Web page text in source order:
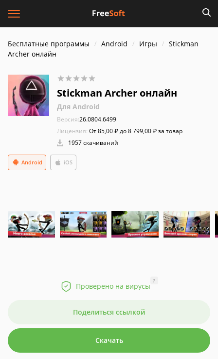
Бесплатные программы Android Игры
Stickman
Archer онлайн
Stickman Archer онлайн
Для Android
Версия:26.0804.6499
Лицензия: От 85,00 ₽ до 8 799,00 ₽ за товар
1957 скачиваний
Android iOS
Проверено на вирусы
?
Поделиться ссылкой
Скачать